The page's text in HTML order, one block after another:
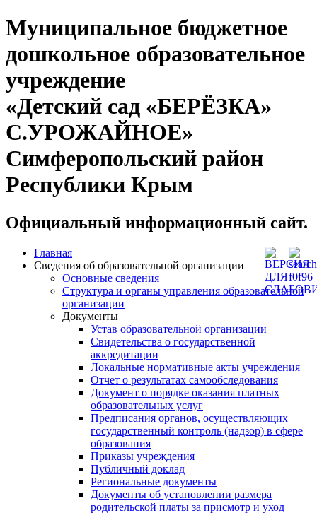
Муниципальное бюджетное
дошкольное образовательное
учреждение
«Детский сад «БЕРЁЗКА»
С.УРОЖАЙНОЕ»
Симферопольский район
Республики Крым
Официальный информационный сайт.
Главная
Сведения об образовательной организации
Основные сведения
Структура и органы управления образовательной
организации
Документы
Устав образовательной организации
Свидетельства о государственной
аккредитации
Локальные нормативные акты учреждения
Отчет о результатах самообследования
Документ о порядке оказания платных
образовательных услуг
Предписания органов, осуществляющих
государственный контроль (надзор) в сфере
образования
Приказы учреждения
Публичный доклад
Региональные документы
Документы об установлении размера
родительской платы за присмотр и уход